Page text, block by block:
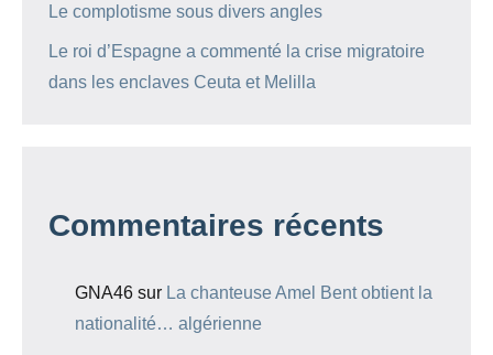
Le complotisme sous divers angles
Le roi d’Espagne a commenté la crise migratoire
dans les enclaves Ceuta et Melilla
Commentaires récents
GNA46 sur La chanteuse Amel Bent obtient la
nationalité… algérienne